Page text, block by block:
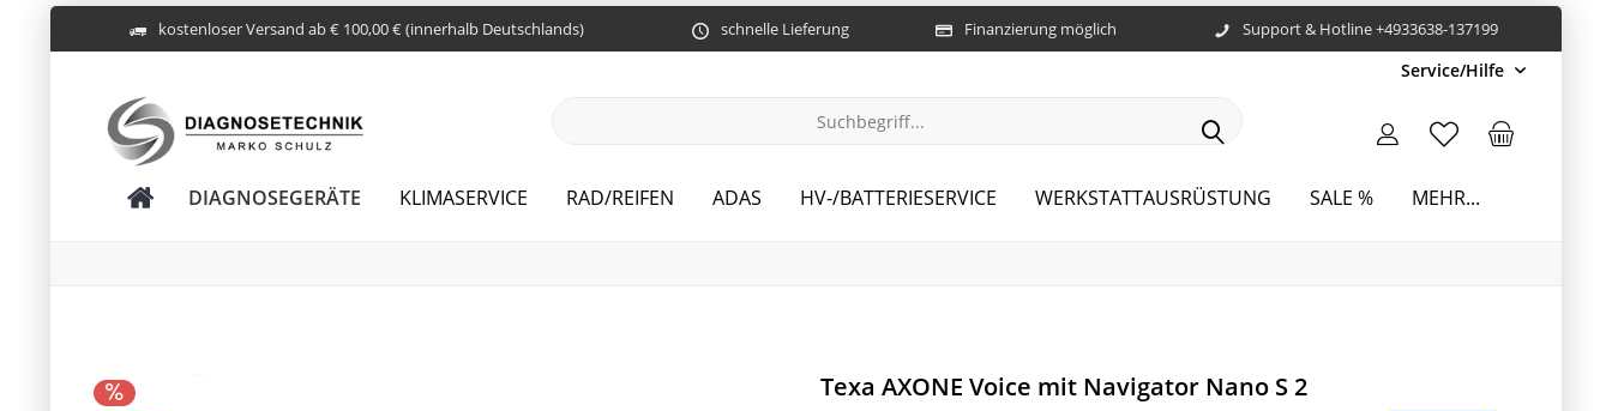
kostenloser Versand ab € 100,00 € (innerhalb Deutschlands) schnelle Lieferung Finanzierung möglich Support & Hotline +4933638-137199
Service/Hilfe
DIAGNOSEGERÄTE KLIMASERVICE RAD/REIFEN ADAS HV-/BATTERIESERVICE WERKSTATTAUSRÜSTUNG SALE % MEHR...
Texa AXONE Voice mit Navigator Nano S 2